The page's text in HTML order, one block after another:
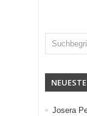
Josera